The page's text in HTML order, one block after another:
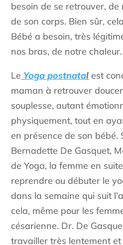
besoin de se retrouver,
de son corps. Bien sûr,
Bébé a besoin, très
nos bras, de notre chaleur.
Le Yoga postnatal est
maman à retrouver
souplesse, autant
physiquement, tout en
en présence de son bébé.
Bernadette De Gasquet,
de Yoga, la femme en
reprendre ou débuter le
dans la semaine qui suit
cela, même pour les
césarienne. Dr. De
travailler très lentement et